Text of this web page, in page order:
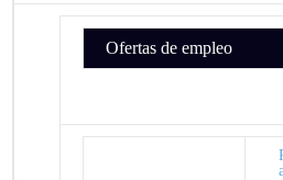
Ofertas de empleo